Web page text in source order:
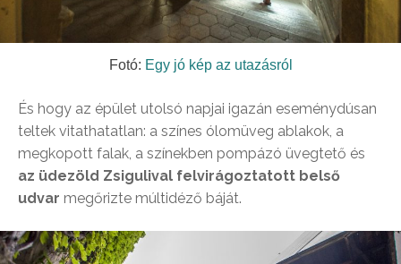
Fotó: Egy jó kép az utazásról
És hogy az épület utolsó napjai igazán eseménydúsan
teltek vitathatatlan: a színes ólomüveg ablakok, a
megkopott falak, a színekben pompázó üvegtető és
az üdezöld Zsigulival felvirágoztatott belső
udvar megőrizte múltidéző báját.